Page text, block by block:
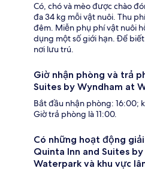
Có, chó và mèo được chào
đa 34 kg mỗi vật nuôi. Thu
đêm. Miễn phụ phí vật nuôi
dụng một số giới hạn. Để
nơi lưu trú.
Giờ nhận phòng và trả
Suites by Wyndham at
Bắt đầu nhận phòng: 16:00;
Giờ trả phòng là 11:00.
Có những hoạt động
Quinta Inn and Suites
Waterpark và khu vực